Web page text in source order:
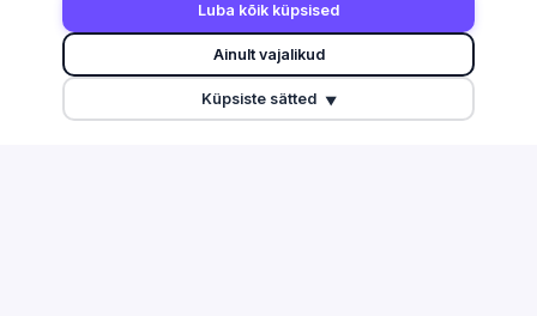
Edetabel
Harju maakond
Tartu maakond
Pärnu maakond
Luba kõik küpsised
Ainult vajalikud
Küpsiste sätted ▼